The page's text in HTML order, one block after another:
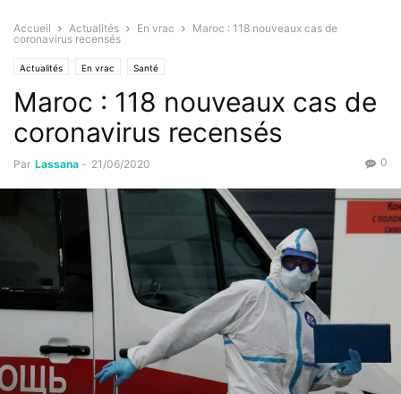
Accueil Actualités En vrac
Maroc : 118 nouveaux cas de
coronavirus recensés
Actualités En vrac Santé
Maroc : 118 nouveaux cas de
coronavirus recensés
Par Lassana - 21/06/2020 0